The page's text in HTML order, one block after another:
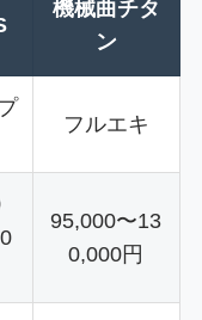
機械曲チタ
ン
フルエキ
95,000〜13
0,000円